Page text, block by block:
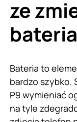
ze
Bateria to
bardzo szybko.
P9 wymieniać
na tyle